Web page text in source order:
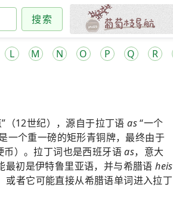
搜索
L M N O P Q R
（12世纪），源自于拉丁语as“一个
一个重一磅的矩形青铜牌，最终由于
币）。拉丁词也是西班牙语as，意大
最初是伊特鲁里亚语，并与希腊语heis
或者它可能直接从希腊语单词进入拉丁